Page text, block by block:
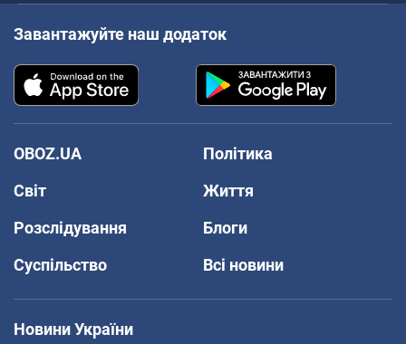
Завантажуйте наш додаток
OBOZ.UA
Політика
Світ
Життя
Розслідування
Блоги
Суспільство
Всі новини
Новини України